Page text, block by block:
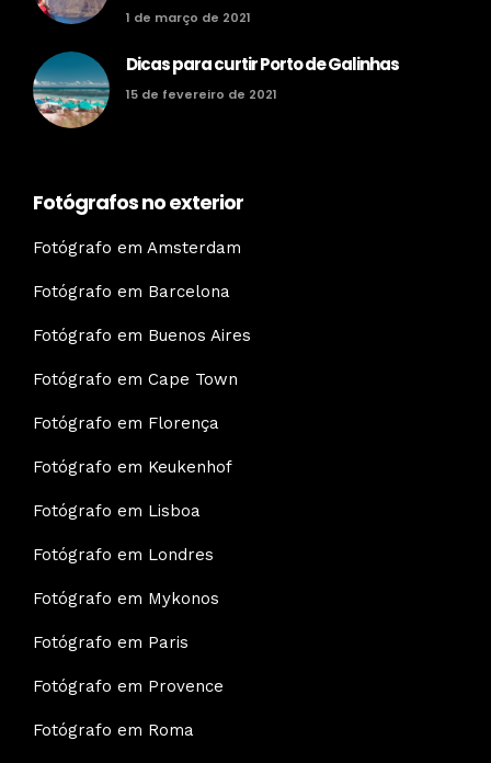
1 de março de 2021
Dicas para curtir Porto de Galinhas
15 de fevereiro de 2021
Fotógrafos no exterior
Fotógrafo em Amsterdam
Fotógrafo em Barcelona
Fotógrafo em Buenos Aires
Fotógrafo em Cape Town
Fotógrafo em Florença
Fotógrafo em Keukenhof
Fotógrafo em Lisboa
Fotógrafo em Londres
Fotógrafo em Mykonos
Fotógrafo em Paris
Fotógrafo em Provence
Fotógrafo em Roma